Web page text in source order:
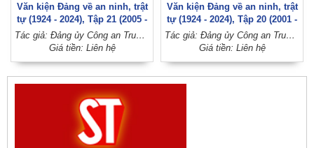
Văn kiện Đảng về an ninh, trật
tự (1924 - 2024), Tập 21 (2005 -
2008)
Tác giả: Đảng ủy Công an Trung ương (Đảng Cộng sản Việt Nam)
Giá tiền: Liên hệ
Văn kiện Đảng về an ninh, trật
tự (1924 - 2024), Tập 20 (2001 -
2004)
Tác giả: Đảng ủy Công an Trung ương (Đảng Cộng sản Việt Nam)
Giá tiền: Liên hệ